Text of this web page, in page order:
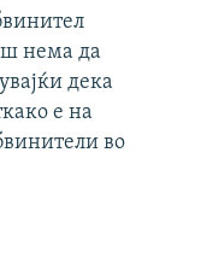
нема да
дека
е на
во